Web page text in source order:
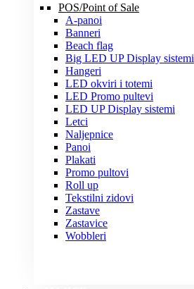
POS/Point of Sale
A-panoi
Banneri
Beach flag
Big LED UP Display sistemi
Hangeri
LED okviri i totemi
LED Promo pultevi
LED UP Display sistemi
Letci
Naljepnice
Panoi
Plakati
Promo pultovi
Roll up
Tekstilni zidovi
Zastave
Zastavice
Wobbleri